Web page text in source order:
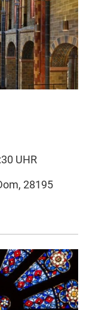
UHR
28195